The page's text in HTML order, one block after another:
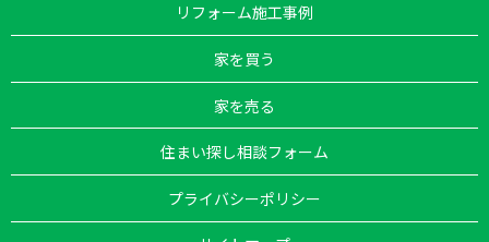
リフォーム施工事例
家を買う
家を売る
住まい探し相談フォーム
プライバシーポリシー